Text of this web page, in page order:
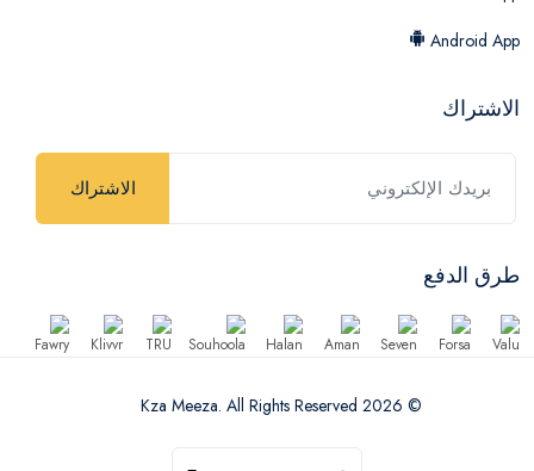
Android App
الاشتراك
الاشتراك
طرق الدفع
© 2026 Kza Meeza. All Rights Reserved